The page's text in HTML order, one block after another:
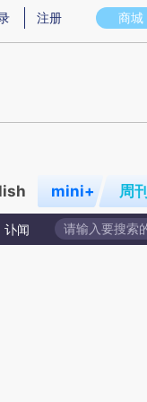
图存在偏差。不代表财新
商城
注册
mini+ 周刊
讣闻